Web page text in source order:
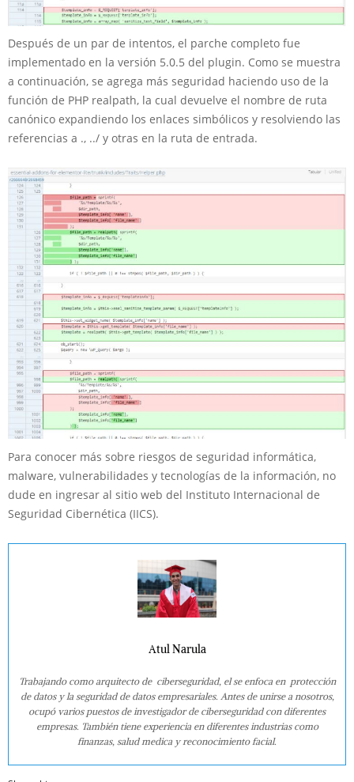
Después de un par de intentos, el parche completo fue
implementado en la versión 5.0.5 del plugin. Como se muestra
a continuación, se agrega más seguridad haciendo uso de la
función de PHP realpath, la cual devuelve el nombre de ruta
canónico expandiendo los enlaces simbólicos y resolviendo las
referencias a ., ../ y otras en la ruta de entrada.
Para conocer más sobre riesgos de seguridad informática,
malware, vulnerabilidades y tecnologías de la información, no
dude en ingresar al sitio web del Instituto Internacional de
Seguridad Cibernética (IICS).
Atul Narula
Trabajando como arquitecto de ciberseguridad, el se enfoca en protección
de datos y la seguridad de datos empresariales. Antes de unirse a nosotros,
ocupó varios puestos de investigador de ciberseguridad con diferentes
empresas. También tiene experiencia en diferentes industrias como
finanzas, salud medica y reconocimiento facial.